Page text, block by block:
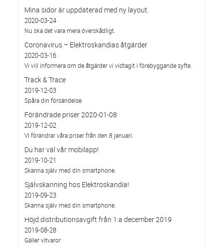
Mina sidor är uppdaterad med ny layout.
2020-03-24
Nu ska det vara mera överskådligt.
Coronavirus – Elektroskandias åtgärder
2020-03-16
Vi vill informera om de åtgärder vi vidtagit i förebyggande syfte.
Track & Trace
2019-12-03
Spåra din försändelse
Förändrade priser 2020-01-08
2019-12-02
Vi förändrar våra priser från den 8 januari.
Du har väl vår mobilapp!
2019-10-21
Skanna själv med din smartphone.
Självskanning hos Elektroskandia!
2019-09-23
Skanna själv med din smartphone.
Höjd distributionsavgift från 1:a december 2019
2019-08-28
Gäller vitvaror